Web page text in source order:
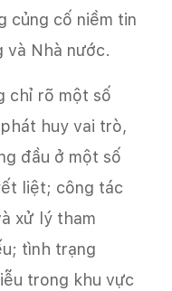
củng cố niềm tin
và Nhà nước.
chỉ rõ một số
huy vai trò,
đầu ở một số
liệt; công tác
xử lý tham
tình trạng
trong khu vực